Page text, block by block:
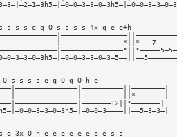
s s s e q Q s s s s 4x q e e+h
s s s s e q Q q Q h e
e 3x Q h e e e e e e e e s s